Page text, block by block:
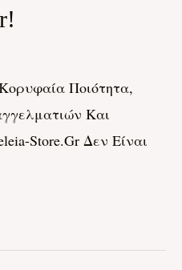
Ποιότητα,
Και
Store.gr Δεν Είναι